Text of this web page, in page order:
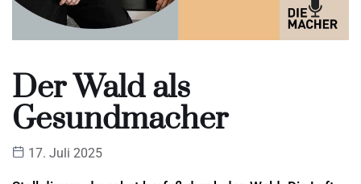
Der Wald als
Gesundmacher
17. Juli 2025